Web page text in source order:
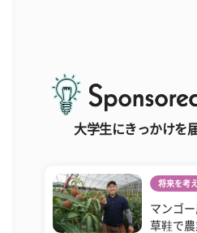
大学生にきっかけを
将来を考
マンゴ
草鞋で